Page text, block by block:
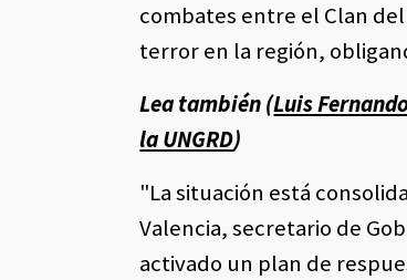
combates entre el Clan del
terror en la región,
Lea también (Luis
la UNGRD)
"La situación está
Valencia, secretario de
activado un plan de